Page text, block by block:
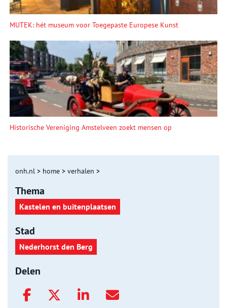
MUTEK: hét museum voor Toegepaste Europese Kunst
Historische Vereniging Amstelveen zoekt mensen op
onh.nl > home > verhalen >
Thema
Kastelen en buitenplaatsen
Stad
Nederhorst den Berg
Delen